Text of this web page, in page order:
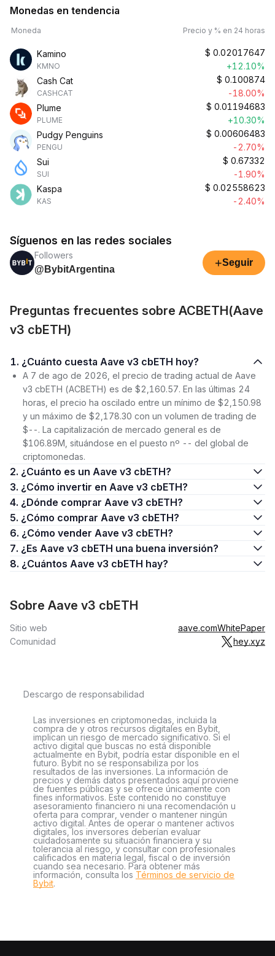
Monedas en tendencia
Moneda Precio y % en 24 horas
Kamino
KMNO
$ 0.02017647
+12.10%
Cash Cat
CASHCAT
$ 0.100874
-18.00%
Plume
PLUME
$ 0.01194683
+10.30%
Pudgy Penguins
PENGU
$ 0.00606483
-2.70%
Sui
SUI
$ 0.67332
-1.90%
Kaspa
KAS
$ 0.02558623
-2.40%
Síguenos en las redes sociales
Followers
@BybitArgentina
+Seguir
Preguntas frecuentes sobre ACBETH(Aave
v3 cbETH)
1. ¿Cuánto cuesta Aave v3 cbETH hoy?
A 7 de ago de 2026, el precio de trading actual de Aave
v3 cbETH (ACBETH) es de $2,160.57. En las últimas 24
horas, el precio ha oscilado entre un mínimo de $2,150.98
y un máximo de $2,178.30 con un volumen de trading de
$--. La capitalización de mercado general es de
$106.89M, situándose en el puesto nº -- del global de
criptomonedas.
2. ¿Cuánto es un Aave v3 cbETH?
3. ¿Cómo invertir en Aave v3 cbETH?
4. ¿Dónde comprar Aave v3 cbETH?
5. ¿Cómo comprar Aave v3 cbETH?
6. ¿Cómo vender Aave v3 cbETH?
7. ¿Es Aave v3 cbETH una buena inversión?
8. ¿Cuántos Aave v3 cbETH hay?
Sobre Aave v3 cbETH
Sitio web aave.comWhitePaper
Comunidad
hey.xyz
Descargo de responsabilidad
Las inversiones en criptomonedas, incluida la
compra de y otros recursos digitales en Bybit,
implican un riesgo de mercado significativo. Si el
activo digital que buscas no está disponible
actualmente en Bybit, podría estar disponible en el
futuro. Bybit no se responsabiliza por los
resultados de las inversiones. La información de
precios y demás datos presentados aquí proviene
de fuentes públicas y se ofrece únicamente con
fines informativos. Este contenido no constituye
asesoramiento financiero ni una recomendación u
oferta para comprar, vender o mantener ningún
activo digital. Antes de operar o mantener activos
digitales, los inversores deberían evaluar
cuidadosamente su situación financiera y su
tolerancia al riesgo, y consultar con profesionales
calificados en materia legal, fiscal o de inversión
cuando sea necesario. Para obtener más
información, consulta los Términos de servicio de
Bybit.